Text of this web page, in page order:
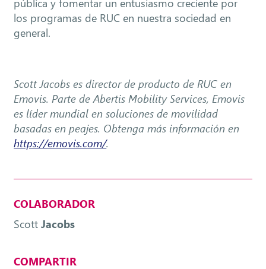
los programas de RUC en nuestra sociedad en
general.
Scott Jacobs es director de producto de RUC en
Emovis. Parte de Abertis Mobility Services, Emovis
es líder mundial en soluciones de movilidad
basadas en peajes. Obtenga más información en
https://emovis.com/.
COLABORADOR
ScottJacobs
COMPARTIR